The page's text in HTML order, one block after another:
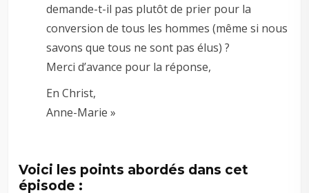
demande-t-il pas plutôt de prier pour la
conversion de tous les hommes (même si nous
savons que tous ne sont pas élus) ?
Merci d’avance pour la réponse,
En Christ,
Anne-Marie »
Voici les points abordés dans cet
épisode :